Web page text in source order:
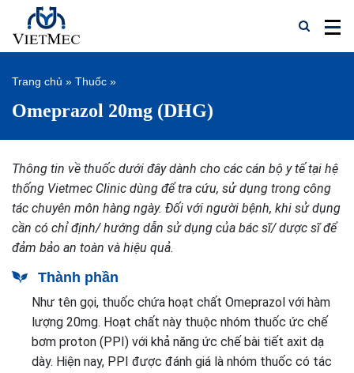
Trang chủ » Thuốc »
Omeprazol 20mg (DHG)
Thông tin về thuốc dưới đây dành cho các cán bộ y tế tại hệ
thống Vietmec Clinic dùng để tra cứu, sử dụng trong công
tác chuyên môn hàng ngày. Đối với người bệnh, khi sử dụng
cần có chỉ định/ hướng dẫn sử dụng của bác sĩ/ dược sĩ để
đảm bảo an toàn và hiệu quả.
Thành phần
Như tên gọi, thuốc chứa hoạt chất Omeprazol với hàm
lượng 20mg. Hoạt chất này thuộc nhóm thuốc ức chế
bơm proton (PPI) với khả năng ức chế bài tiết axit dạ
dày. Hiện nay, PPI được đánh giá là nhóm thuốc có tác